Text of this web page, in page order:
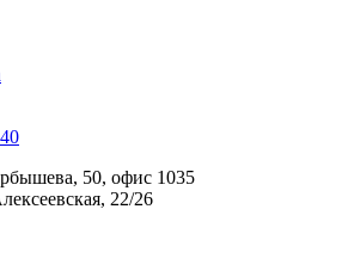
50, офис 1035
22/26